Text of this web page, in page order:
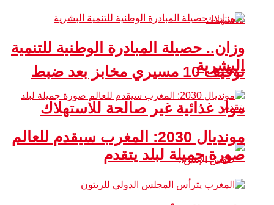
توقيف 10 مسيري مخابز بعد ضبط
مواد غذائية غير صالحة للاستهلاك
وزان.. حصيلة المبادرة الوطنية للتنمية
البشرية
مونديال 2030: المغرب سيقدم للعالم
صورة جميلة لبلد يتقدم